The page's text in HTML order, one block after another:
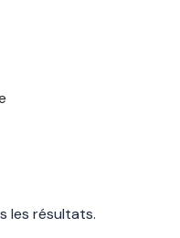
les résultats.